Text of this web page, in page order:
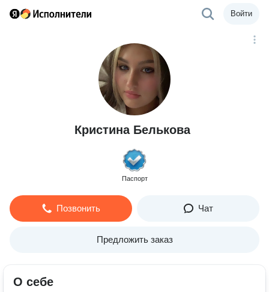
Войти
Кристина Белькова
Паспорт
Позвонить Чат
Предложить заказ
О себе